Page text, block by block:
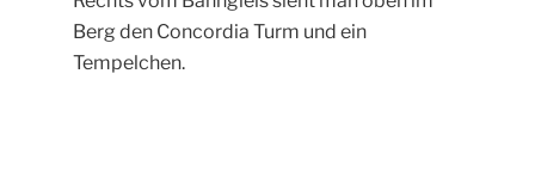
Berg den Concordia Turm und ein
Tempelchen.